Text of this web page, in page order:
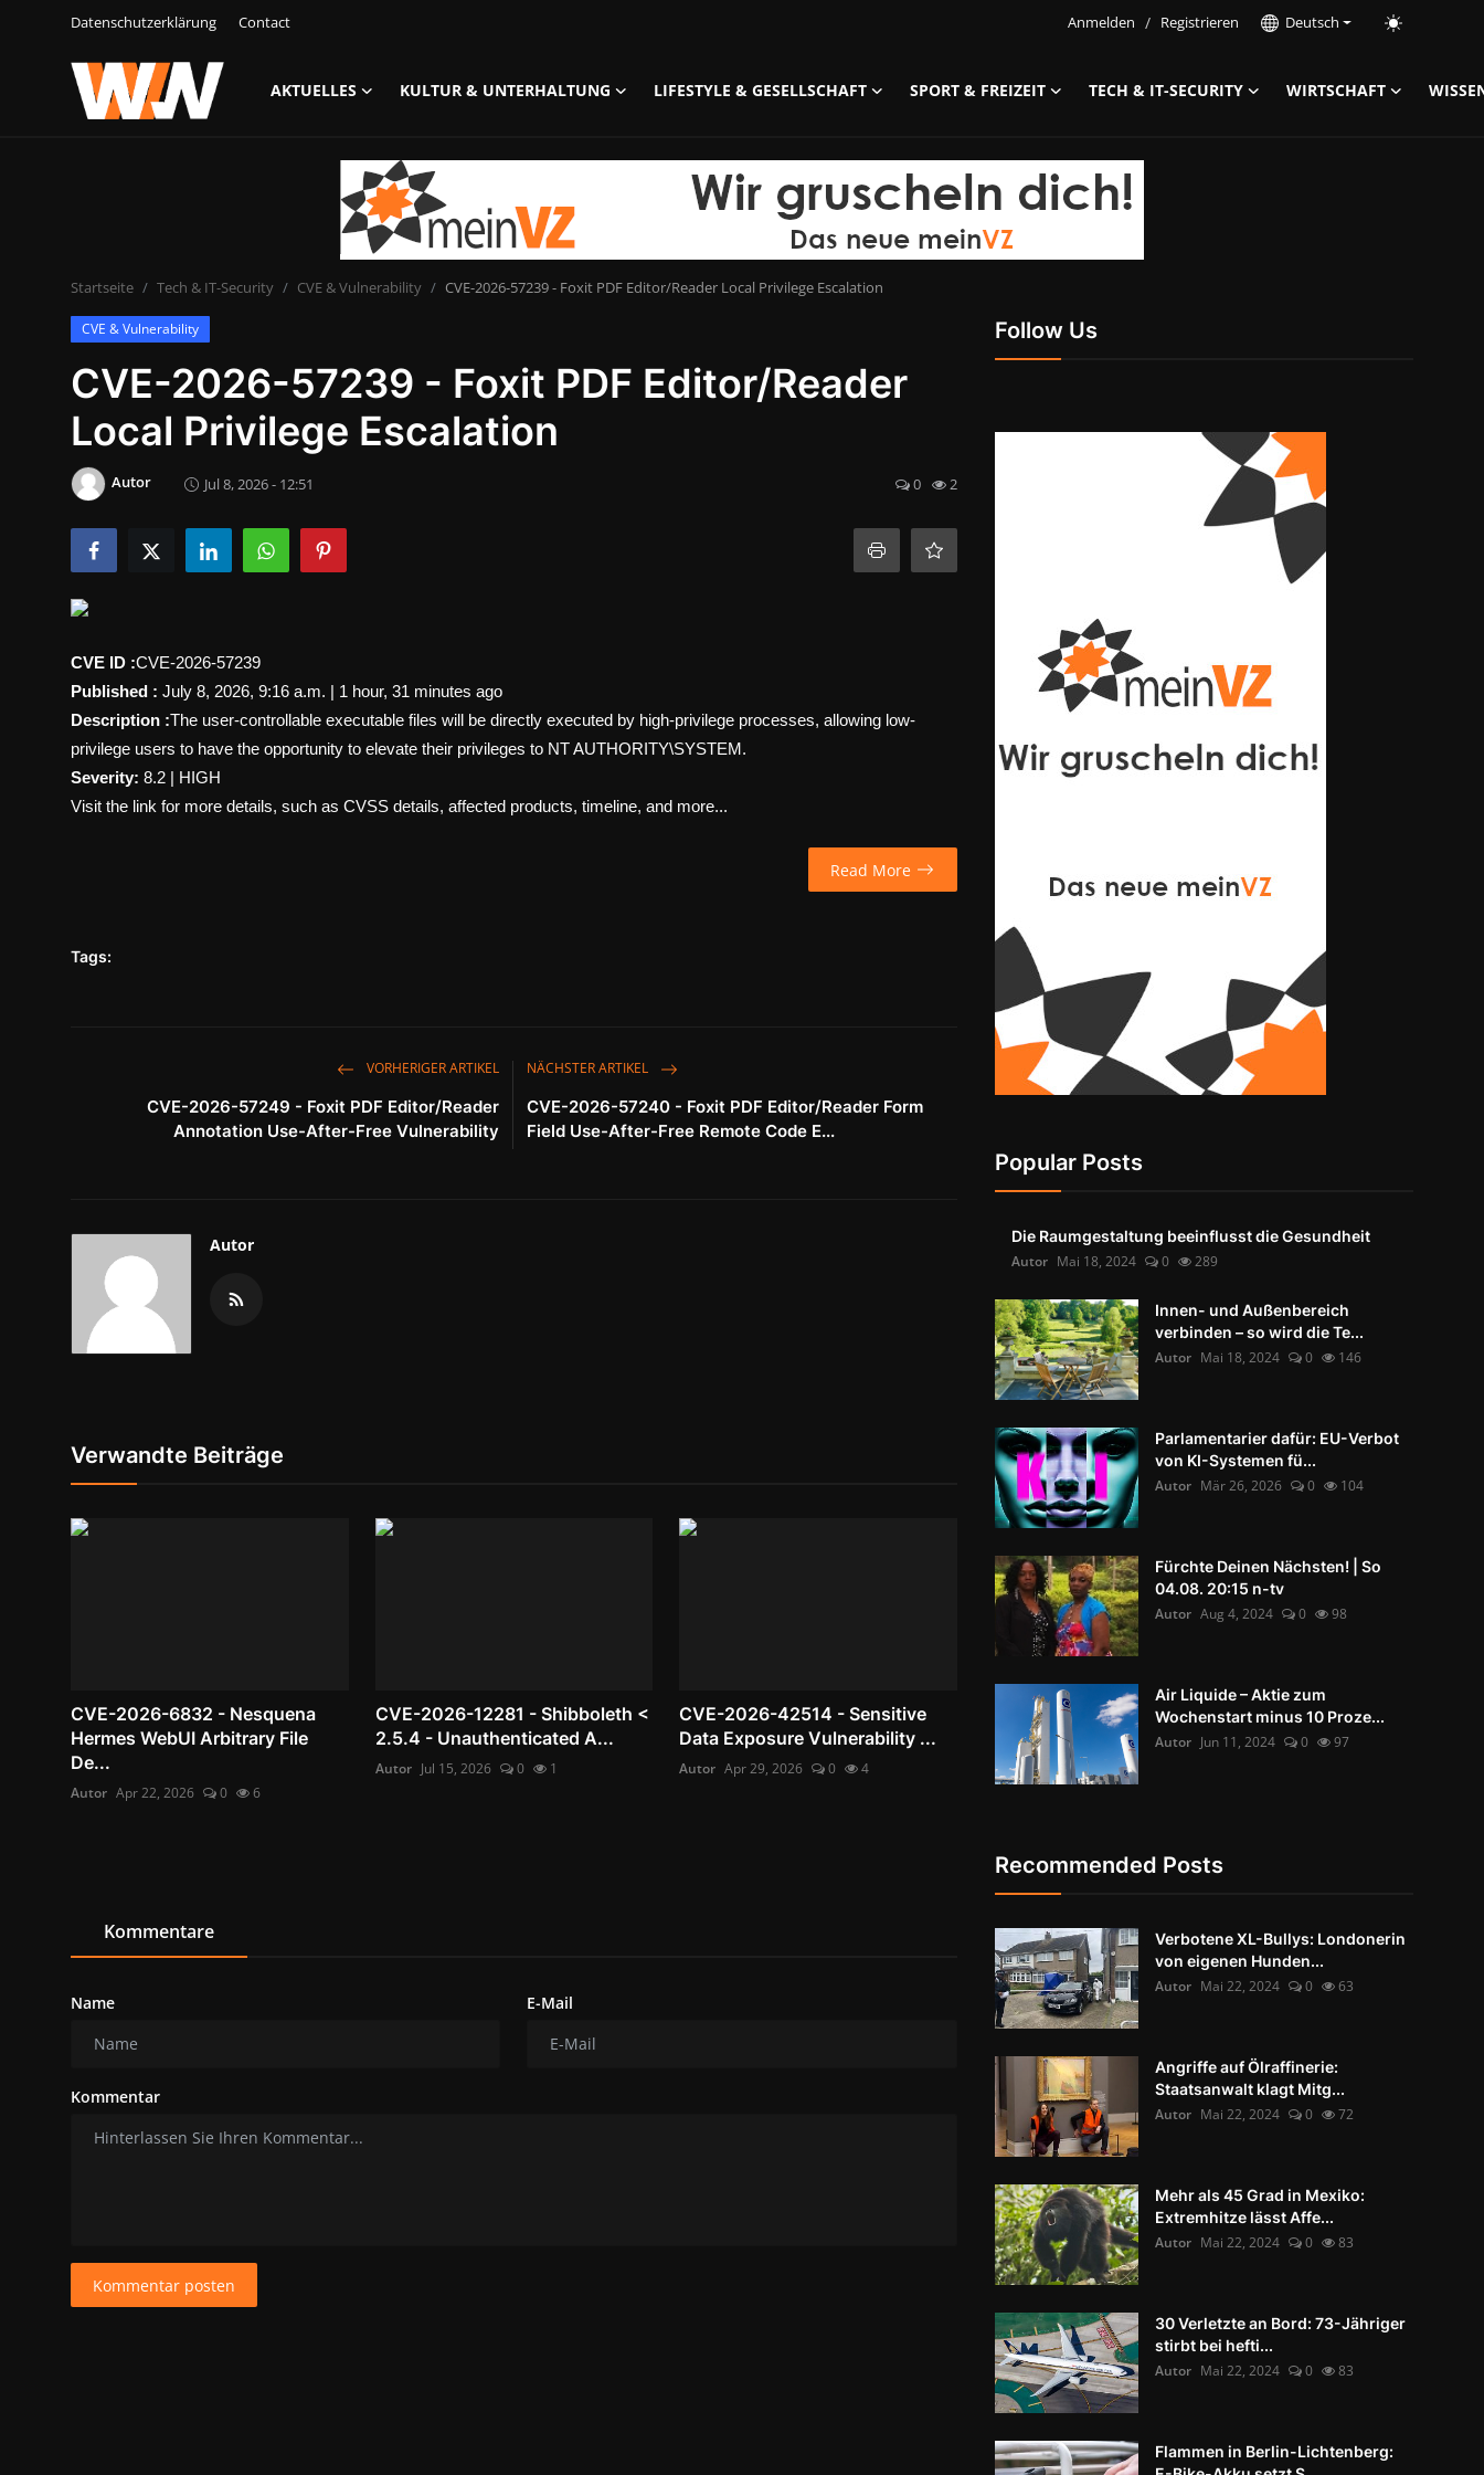
Datenschutzerklärung Contact Anmelden / Registrieren Deutsch
AKTUELLES KULTUR & UNTERHALTUNG LIFESTYLE & GESELLSCHAFT SPORT & FREIZEIT TECH & IT-SECURITY WIRTSCHAFT
Lifestyle & Gesellschaft
Sport & Freizeit
Tech & IT-Security
Wirtschaft
Wissenschaft & Gesundheit
Deutsch
Startseite Tech & IT-Security CVE & Vulnerability CVE-2026-57239 - Foxit PDF Editor/Reader Local Privilege Escalation
CVE & Vulnerability
CVE-2026-57239 - Foxit PDF Editor/Reader
Local Privilege Escalation
Autor Jul 8, 2026 - 12:51 0 2
CVE ID :CVE-2026-57239
Published : July 8, 2026, 9:16 a.m. | 1 hour, 31 minutes ago
Description :The user-controllable executable files will be directly executed by high-privilege processes, allowing low-
privilege users to have the opportunity to elevate their privileges to NT AUTHORITY\SYSTEM.
Severity: 8.2 | HIGH
Visit the link for more details, such as CVSS details, affected products, timeline, and more...
Read More
Tags:
VORHERIGER ARTIKEL
CVE-2026-57249 - Foxit PDF Editor/Reader
Annotation Use-After-Free Vulnerability
NÄCHSTER ARTIKEL
CVE-2026-57240 - Foxit PDF Editor/Reader Form
Field Use-After-Free Remote Code E...
Autor
Verwandte Beiträge
CVE-2026-6832 - Nesquena
Hermes WebUI Arbitrary File
De...
Autor Apr 22, 2026 0 6
CVE-2026-12281 - Shibboleth <
2.5.4 - Unauthenticated A...
Autor Jul 15, 2026 0 1
CVE-2026-42514 - Sensitive
Data Exposure Vulnerability ...
Autor Apr 29, 2026 0 4
Kommentare
Name E-Mail
Kommentar
Kommentar posten
Follow Us
Popular Posts
Die Raumgestaltung beeinflusst die Gesundheit
Autor Mai 18, 2024 0 289
Innen- und Außenbereich
verbinden – so wird die Te...
Autor Mai 18, 2024 0 146
Parlamentarier dafür: EU-Verbot
von KI-Systemen fü...
Autor Mär 26, 2026 0 104
Fürchte Deinen Nächsten! | So
04.08. 20:15 n-tv
Autor Aug 4, 2024 0 98
Air Liquide – Aktie zum
Wochenstart minus 10 Proze...
Autor Jun 11, 2024 0 97
Recommended Posts
Verbotene XL-Bullys: Londonerin
von eigenen Hunden...
Autor Mai 22, 2024 0 63
Angriffe auf Ölraffinerie:
Staatsanwalt klagt Mitg...
Autor Mai 22, 2024 0 72
Mehr als 45 Grad in Mexiko:
Extremhitze lässt Affe...
Autor Mai 22, 2024 0 83
30 Verletzte an Bord: 73-Jähriger
stirbt bei hefti...
Autor Mai 22, 2024 0 83
Flammen in Berlin-Lichtenberg: